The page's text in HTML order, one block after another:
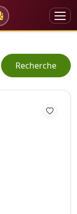
Recherche